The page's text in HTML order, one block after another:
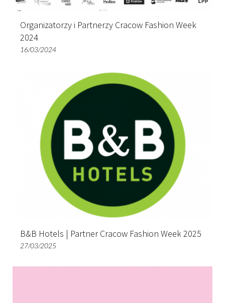
Organizatorzy i Partnerzy Cracow Fashion Week
2024
16/03/2024
B&B Hotels | Partner Cracow Fashion Week 2025
27/03/2025